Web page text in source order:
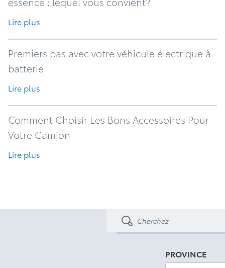
Lire plus
Premiers pas avec votre véhicule électrique à
batterie
Lire plus
Comment Choisir Les Bons Accessoires Pour
Votre Camion
Lire plus
PROVINCE